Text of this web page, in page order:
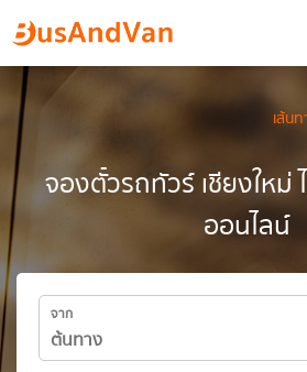
เส้น
จองตั๋วรถทัวร์ เชียงใหม่
ออนไลน์
จาก